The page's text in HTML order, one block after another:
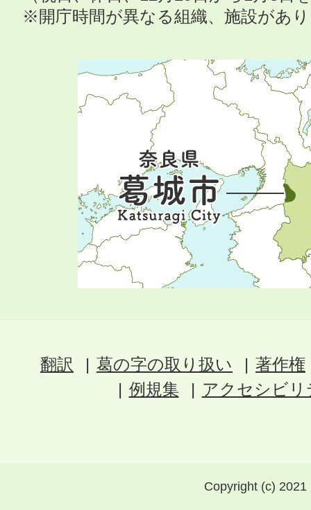
※開庁時間が異なる組織、施設があ
翻訳 葛の字の取り扱い
著作権
例規集
アクセシビ
Copyright (c)